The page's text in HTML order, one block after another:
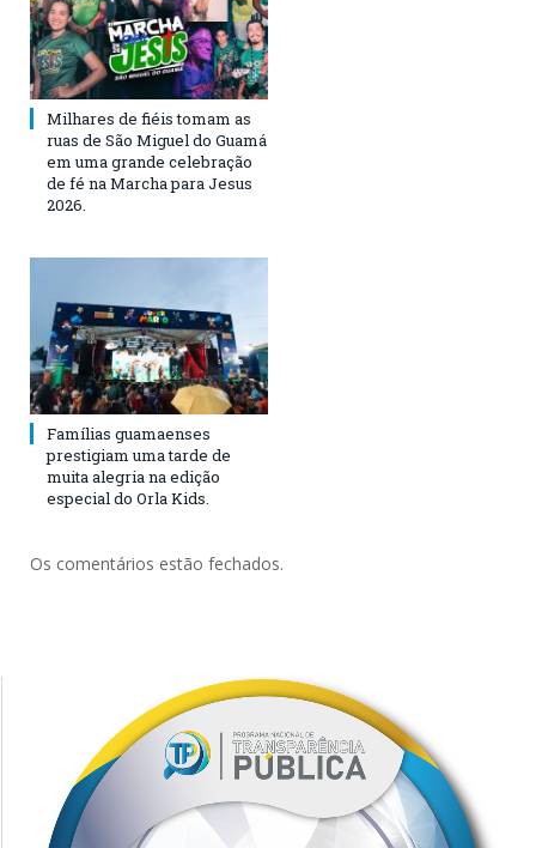
Milhares de fiéis tomam as
ruas de São Miguel do Guamá
em uma grande celebração
de fé na Marcha para Jesus
2026.
Famílias guamaenses
prestigiam uma tarde de
muita alegria na edição
especial do Orla Kids.
Os comentários estão fechados.